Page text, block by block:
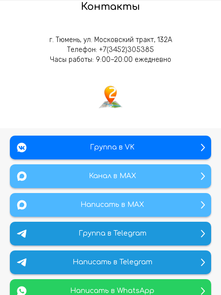
Контакты
г. Тюмень, ул. Московский тракт, 132А
Телефон: +7(3452)305385
Часы работы: 9:00–20:00 ежедневно
Группа в VK
Канал в МАХ
Написать в MAX
Группа в Telegram
Написать в Telegram
Написать в WhatsApp